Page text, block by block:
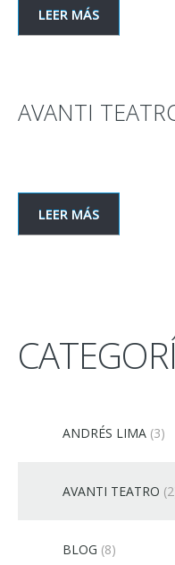
LEER MÁS
AVANTI
LEER MÁS
ANDRÉS LIMA (3)
AVANTI TEATRO
BLOG (8)